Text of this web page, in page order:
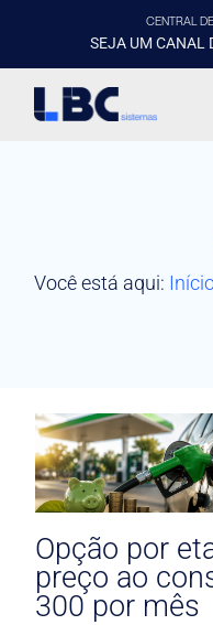
CENTRAL
SEJA UM CANAL
Você está aqui:
Opção por
preço ao
300 por mês